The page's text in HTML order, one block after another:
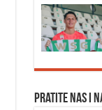
Pratite nas i